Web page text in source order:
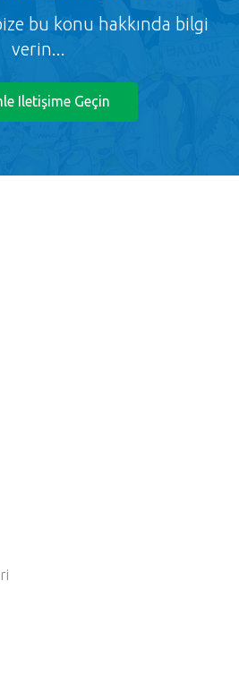
bu konu hakkında bilgi
verin...
Iletişime Geçin